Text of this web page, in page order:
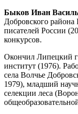
Быков Иван
Добровского района
писателей России
конкурсов.
Окончил Липецкий
институт (1976).
села Волчье
1979), младший
селекции леса